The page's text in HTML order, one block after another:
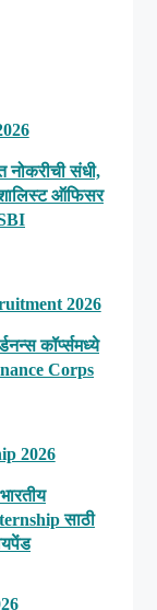
नोकरीची संधी,
ऑफिसर
कॉर्प्समध्ये
Corps
साठी